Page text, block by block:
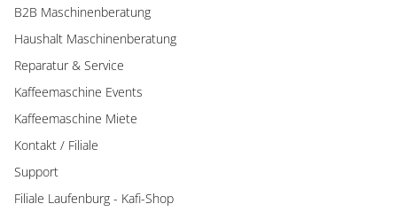
B2B Maschinenberatung
Haushalt Maschinenberatung
Reparatur & Service
Kaffeemaschine Events
Kaffeemaschine Miete
Kontakt / Filiale
Support
Filiale Laufenburg - Kafi-Shop